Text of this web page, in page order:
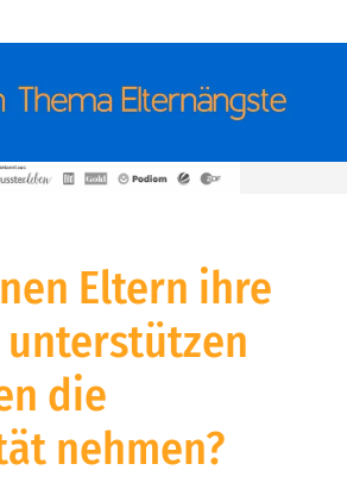
Eltern ihre
die
nehmen?